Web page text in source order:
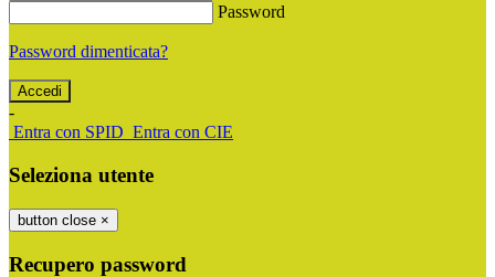
Password
Password dimenticata?
-
Entra con SPID Entra con CIE
Seleziona utente
button close ×
Recupero password